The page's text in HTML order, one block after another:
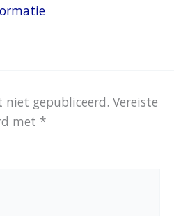
niet gepubliceerd. Vereiste
met *